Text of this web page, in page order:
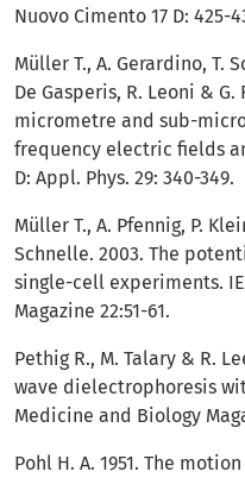
Nuovo Cimento 17 D: 425-
Müller T., A. Gerardino, T.
De Gasperis, R. Leoni & G.
micrometre and sub-
frequency electric fields
D: Appl. Phys. 29: 340-349.
Müller T., A. Pfennig, P.
Schnelle. 2003. The
single-cell experiments.
Magazine 22:51-61.
Pethig R., M. Talary & R.
wave dielectrophoresis
Medicine and Biology
Pohl H. A. 1951. The